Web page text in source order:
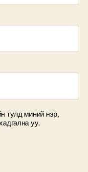
тулд миний нэр,
уу.